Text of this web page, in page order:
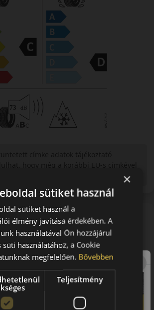
Alpin 5 SUV téli
- biztonság és nagy
minden télies
hogy még a korábbi EU-s címkével
×
sütiket használ
sütiket használ a
élmény javítása érdekében. A
használatával Ön hozzájárul
süti használatához, a Cookie
megfelelően. Bővebben
Teljesítmény